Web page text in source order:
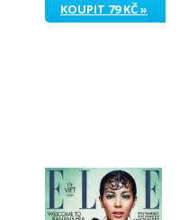
KOUPIT 79 KČ »